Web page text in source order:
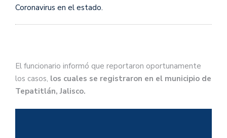
Coronavirus en el estado.
El funcionario informó que reportaron oportunamente
los casos, los cuales se registraron en el municipio de
Tepatitlán, Jalisco.